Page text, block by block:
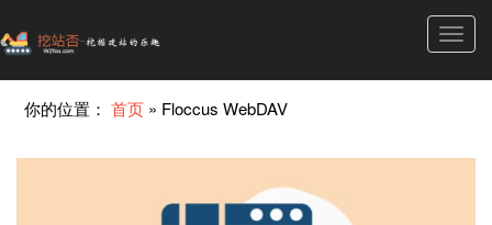
你的位置：首页 » Floccus WebDAV